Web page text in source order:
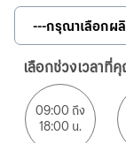
เลือกช่วงเวลาที่
09:00 ถึง
18:00 น.